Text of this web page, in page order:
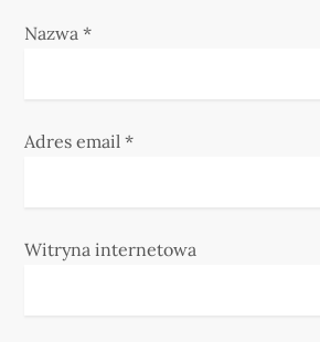
Nazwa*
Adres email*
Witryna internetowa